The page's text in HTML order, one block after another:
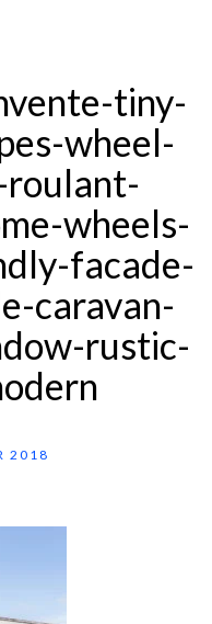
tiny-
wheel-
wheels-
facade-
caravan-
rustic-
2018